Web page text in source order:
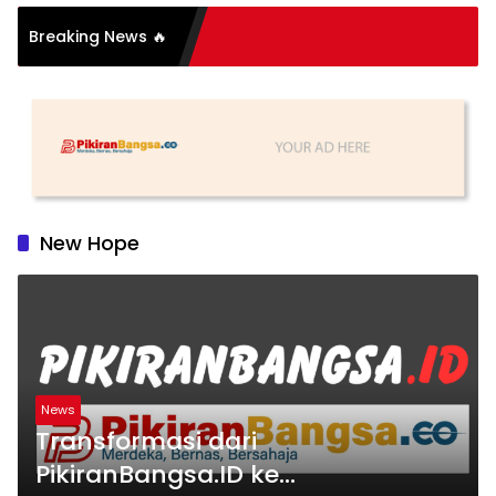
Breaking News 🔥
Organisasi: Antara
dan Substansi
New Hope
News
Transformasi dari
PikiranBangsa.ID ke